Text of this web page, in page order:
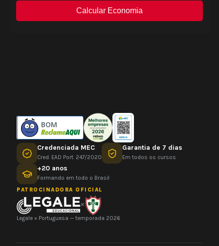
BOM
Credenciada MEC
Cred. EAD Port. 247/2020
Garantia de 7 dias
Em todos os cursos
+20 anos
Formando em todo o Brasil
PATROCINADORA OFICIAL
×
Legale × Portuguesa — temporada 2026